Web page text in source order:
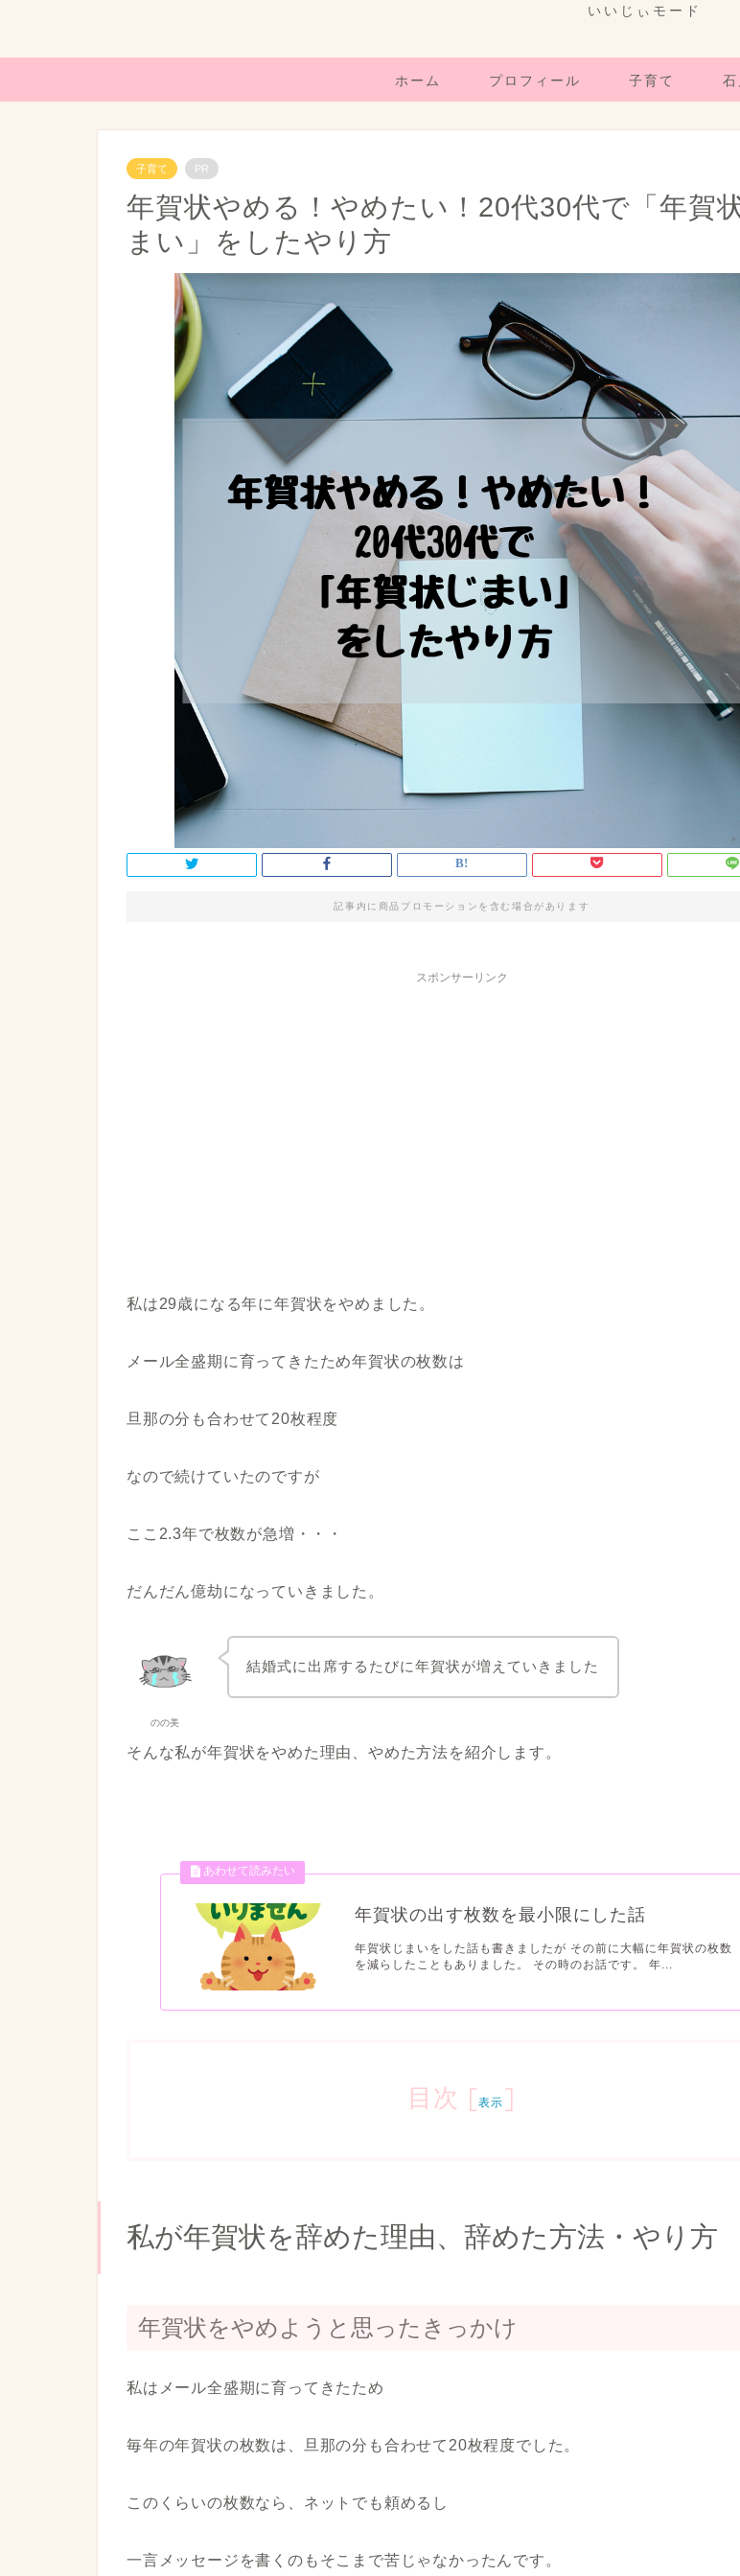
いいじぃモード
ホーム プロフィール 子育て
子育て PR
年賀状やめる！やめたい！20代30代で「年賀
まい」をしたやり方
記事内に商品プロモーションを含む場合があります
スポンサーリンク
私は29歳になる年に年賀状をやめました。
メール全盛期に育ってきたため年賀状の枚数は
旦那の分も合わせて20枚程度
なので続けていたのですが
ここ2.3年で枚数が急増・・・
だんだん億劫になっていきました。
のの美
結婚式に出席するたびに年賀状が増えていきました
そんな私が年賀状をやめた理由、やめた方法を紹介します。
年賀状の出す枚数を最小限にした話
年賀状じまいをした話も書きましたが その前に大幅に年賀状の枚数
を減らしたこともありました。 その時のお話です。 年...
目次 [表示 ]
私が年賀状を辞めた理由、辞めた方法・やり方
年賀状をやめようと思ったきっかけ
私はメール全盛期に育ってきたため
毎年の年賀状の枚数は、旦那の分も合わせて20枚程度でした。
このくらいの枚数なら、ネットでも頼めるし
一言メッセージを書くのもそこまで苦じゃなかったんです。